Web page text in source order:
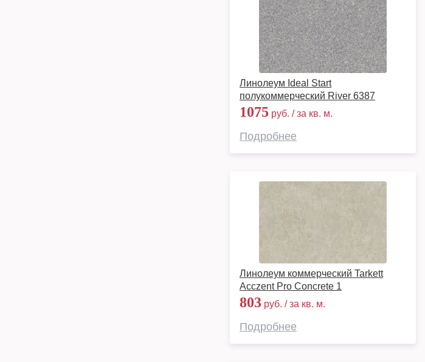
Линолеум Ideal Start
полукоммерческий River 6387
1075 руб. / за кв. м.
Подробнее
Линолеум коммерческий Tarkett
Acczent Pro Concrete 1
803 руб. / за кв. м.
Подробнее